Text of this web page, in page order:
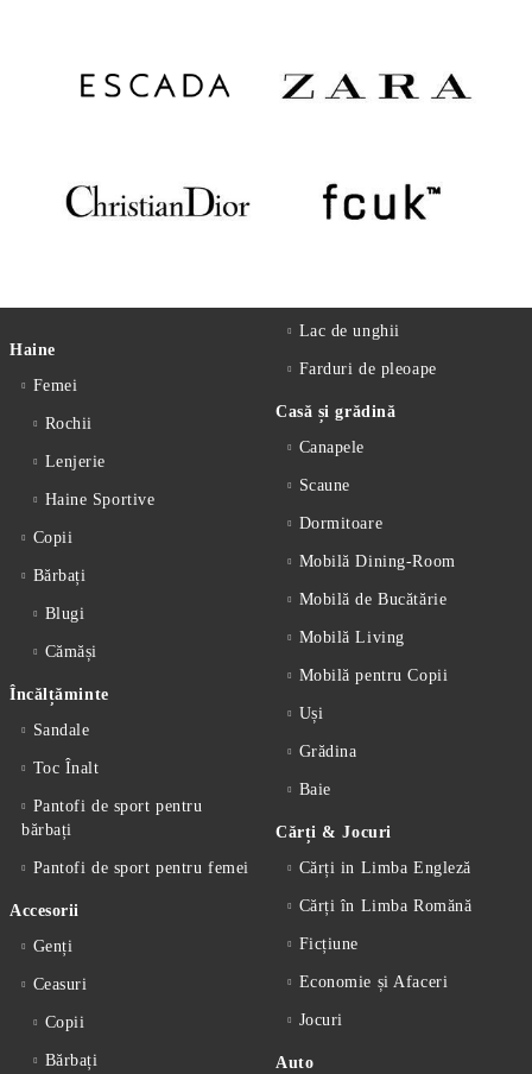
Haine
Femei
Rochii
Lenjerie
Haine Sportive
Copii
Bărbați
Blugi
Cămăși
Încălțăminte
Sandale
Toc Înalt
Pantofi de sport pentru
bărbați
Pantofi de sport pentru femei
Accesorii
Genți
Ceasuri
Copii
Bărbați
Lac de unghii
Farduri de pleoape
Casă și grădină
Canapele
Scaune
Dormitoare
Mobilă Dining-Room
Mobilă de Bucătărie
Mobilă Living
Mobilă pentru Copii
Uși
Grădina
Baie
Cărți & Jocuri
Cărți in Limba Engleză
Cărți în Limba Romănă
Ficțiune
Economie și Afaceri
Jocuri
Auto